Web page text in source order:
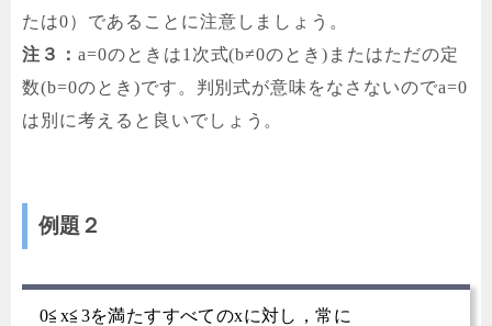
たは0）であることに注意しましょう。
注３： a=0のときは1次式(b≠0のとき)またはただの定
数(b=0のとき)です。判別式が意味をなさないのでa=0
は別に考えると良いでしょう。
例題２
0≦x≦3を満たすすべてのxに対し，常に